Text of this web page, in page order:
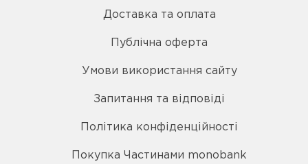
Доставка та оплата
Публічна оферта
Умови використання сайту
Запитання та відповіді
Політика конфіденційності
Покупка Частинами monobank